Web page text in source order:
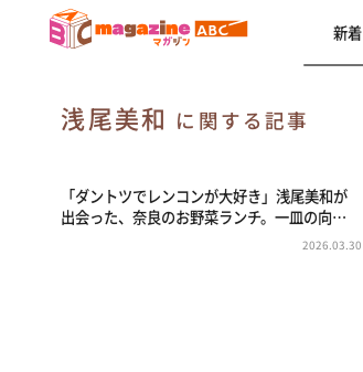
新着
浅尾美和 に関する記事
「ダントツでレンコンが大好き」浅尾美和が
出会った、奈良のお野菜ランチ。一皿の向…
2026.03.30